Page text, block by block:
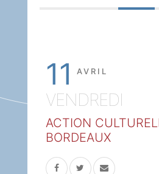
11 AVRIL
VENDREDI
ACTION
BORDEAUX